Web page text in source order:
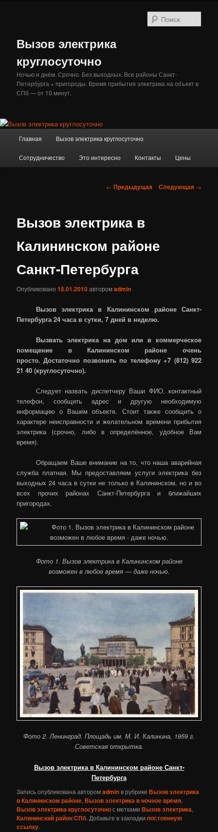
Вызов электрика
круглосуточно
Ночью и днём. Срочно. Без выходных. Все районы Санкт-
Петербурга + пригороды. Время прибытия электрика на объект в
СПб — от 10 минут.
Главная Вызов электрика круглосуточно
Сотрудничество Это интересно Контакты Цены
Навигация
← Предыдущая Следующая →
Вызов электрика в
Калининском районе
Санкт-Петербурга
Опубликовано15.01.2010авторомadmin
Вызов электрика в Калининском районе Санкт-
Петербурга 24 часа в сутки, 7 дней в неделю.
Вызвать электрика на дом или в коммерческое
помещение в Калининском районе очень
просто.Достаточно позвонить по телефону +7 (812) 922
21 40 (круглосуточно).
Следует назвать диспетчеру Ваши ФИО, контактный
телефон, сообщить адрес и другую необходимую
информацию о Вашем объекте. Стоит также сообщить о
характере неисправности и желательном времени прибытия
электрика (срочно, либо в определённое, удобное Вам
время).
Обращаем Ваше внимание на то, что наша аварийная
служба платная. Мы предоставляем услуги электрика без
выходных 24 часа в сутки не только в Калининском, но и во
всех прочих районах Санкт-Петербурга и ближайших
пригородах.
Фото 1. Вызов электрика в Калининском районе
возможен в любое время — даже ночью.
Фото 2. Ленинград. Площадь им. М. И. Калинина, 1959 г.
Советская открытка.
Вызов электрика в Калининском районе Санкт-
Петербурга
Запись опубликована авторомadmin в рубрикеВызов электрика
в Калининском районе,Вызов электрика в ночное время,
Вызов электрика круглосуточнос меткамиВызов электрика,
Калининский район СПб. Добавьте в закладкипостоянную
ссылку.